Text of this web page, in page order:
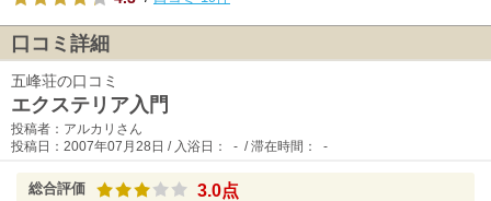
口コミ詳細
五峰荘の口コミ
エクステリア入門
投稿者：アルカリさん
投稿日：2007年07月28日 / 入浴日： - / 滞在時間： -
総合評価 3.0点